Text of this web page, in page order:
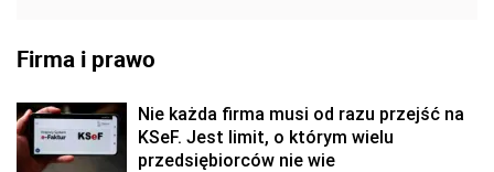
Firma i prawo
Nie każda firma musi od razu przejść na
KSeF. Jest limit, o którym wielu
przedsiębiorców nie wie